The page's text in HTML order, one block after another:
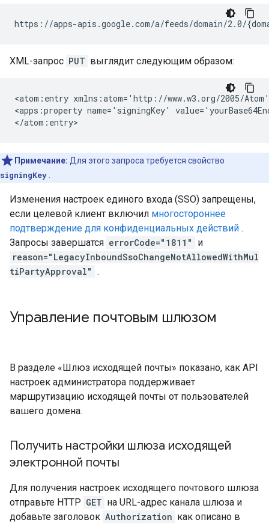
XML-запрос PUT выглядит следующим образом:
<atom:entry xmlns:atom='http://www.w3.org/2005/
<apps:property name='signingKey'
Примечание: Для этого запроса требуется свойство
signingKey
Изменения настроек единого входа (SSO) запрещены,
если целевой клиент включил многостороннее
подтверждение для конфиденциальных действий .
Запросы завершатся errorCode="1811"
и
reason="LegacyInboundSsoChangeNotAllowedWithMul
tiPartyApproval" .
Управление почтовым шлюзом
В разделе «Шлюз исходящей почты» показано, как API
настроек администратора поддерживает
маршрутизацию исходящей почты от пользователей
вашего домена.
Получить настройки шлюза исходящей
электронной почты
Для получения настроек исходящего почтового шлюза
отправьте HTTP GET на URL-адрес канала шлюза и
добавьте заголовок Authorization как описано в